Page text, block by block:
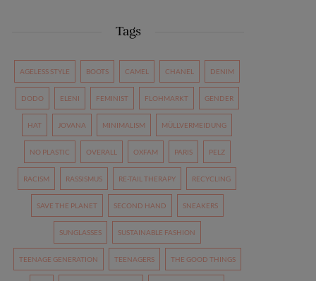
Tags
AGELESS STYLE BOOTS CAMEL CHANEL DENIM
DODO ELENI FEMINIST FLOHMARKT GENDER
HAT JOVANA MINIMALISM MÜLLVERMEIDUNG
NO PLASTIC OVERALL OXFAM PARIS PELZ
RACISM RASSISMUS RE-TAIL THERAPY RECYCLING
SAVE THE PLANET SECOND HAND SNEAKERS
SUNGLASSES SUSTAINABLE FASHION
TEENAGE GENERATION TEENAGERS THE GOOD THINGS